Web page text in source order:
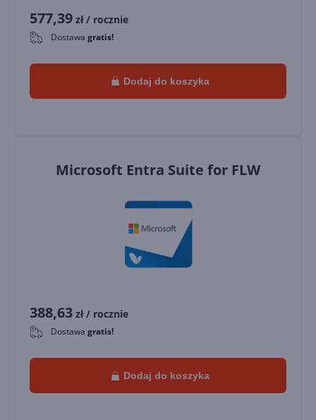
577,39 zł / rocznie
0 Dostawa gratis!
Dodaj do koszyka
Microsoft Entra Suite for FLW
388,63 zł / rocznie
0 Dostawa gratis!
Dodaj do koszyka